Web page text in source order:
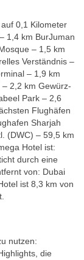
0,1 Kilometer
1,4 km BurJuman
– 1,5 km
Verständnis –
– 1,9 km
2,2 km Gewürz-
Park – 2,6
Flughäfen
Sharjah
(DWC) – 59,5 km
Hotel ist:
durch eine
von: Dubai
ist 8,3 km von
nutzen:
die